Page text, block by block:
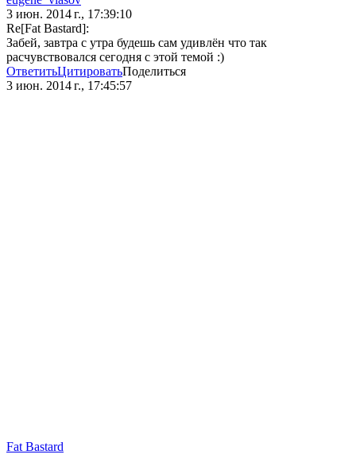
3 июн. 2014 г., 17:39:10
Re[Fat Bastard]:
Забей, завтра с утра будешь сам удивлён что так
расчувствовался сегодня с этой темой :)
ОтветитьЦитироватьПоделиться
3 июн. 2014 г., 17:45:57
Fat Bastard